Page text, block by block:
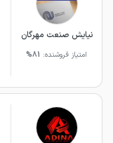
نیایش صنعت مهرگان
امتیاز فروشنده: 81%